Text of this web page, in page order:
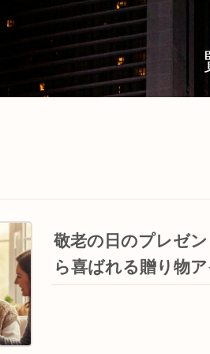
敬老の日のプレゼ
ら喜ばれる贈り物ア